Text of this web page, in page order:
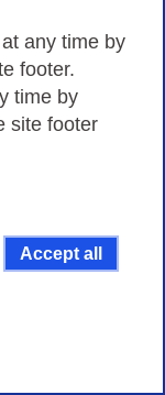
any time by
footer.
time by
site footer
Accept all
della
e studenti